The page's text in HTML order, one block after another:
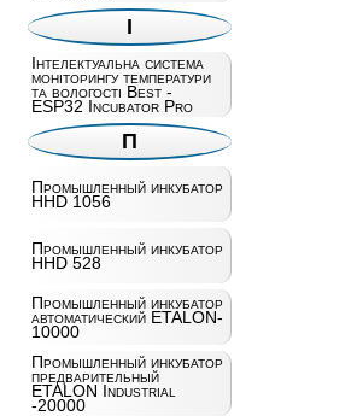
І
Інтелектуальна система
моніторингу температури
та вологості Best -
ESP32 Incubator Pro
П
Промышленный инкубатор
HHD 1056
Промышленный инкубатор
HHD 528
Промышленный инкубатор
автоматический ETALON-
10000
Промышленный инкубатор
предварительный
ETALON Industrial
-20000